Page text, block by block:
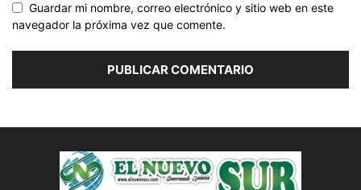
Guardar mi nombre, correo electrónico y sitio web en este
navegador la próxima vez que comente.